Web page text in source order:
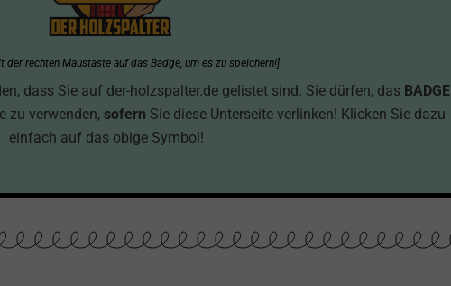
der rechten Maustaste auf das Badge, um es zu speichern!]
dass Sie auf der-holzspalter.de gelistet sind. Sie dürfen, das BADGE
zu verwenden, sofern Sie diese Unterseite verlinken! Klicken Sie dazu
einfach auf das obige Symbol!